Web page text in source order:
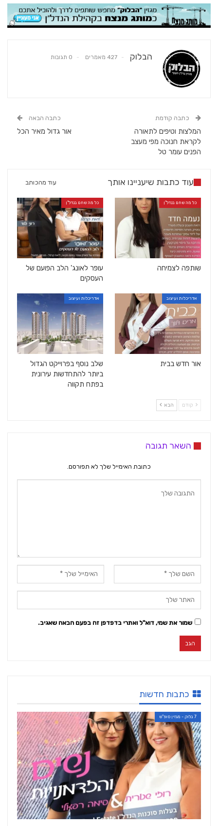
הבלוק 427 מאמרים 0 תגובות
כתבה קודמת
המלצות וטיפים לתאורה
לקראת חנוכה מפי מעצב
הפנים עומר טל
כתבה הבאה
אור גדול מאיר הכל
עוד כתבות שיעניינו אותך עוד מהכותב
כל מה שחם בנדל"ן
שותפה לצמיחה
כל מה שחם בנדל"ן
עופר לאונג' הלב הפועם של
העסקים
אדריכלות ועיצוב
אור חדש בבית
אדריכלות ועיצוב
שלב נוסף בפרוייקט הגדול
ביותר להתחדשות עירונית
בפתח תקווה
קודם הבא
השאר תגובה
כתובת האימייל שלך לא תפורסם.
שמור את שמי, דוא"ל ואתרי בדפדפן זה בפעם הבאה שאגיב.
כתבות חדשות
7 בלוק - מגזין סופ"ש